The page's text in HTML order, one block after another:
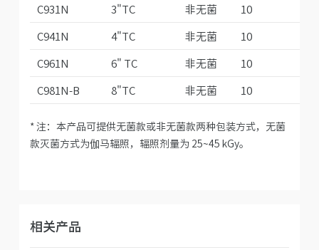
C931N
3"TC 非无菌 10
C941N
4"TC 非无菌 10
C961N
6" TC 非无菌 10
C981N-B
8"TC 非无菌 10
* 注：本产品可提供无菌款或非无菌款两种包装方式，无菌
款灭菌方式为伽马辐照，辐照剂量为 25~45 kGy。
相关产品